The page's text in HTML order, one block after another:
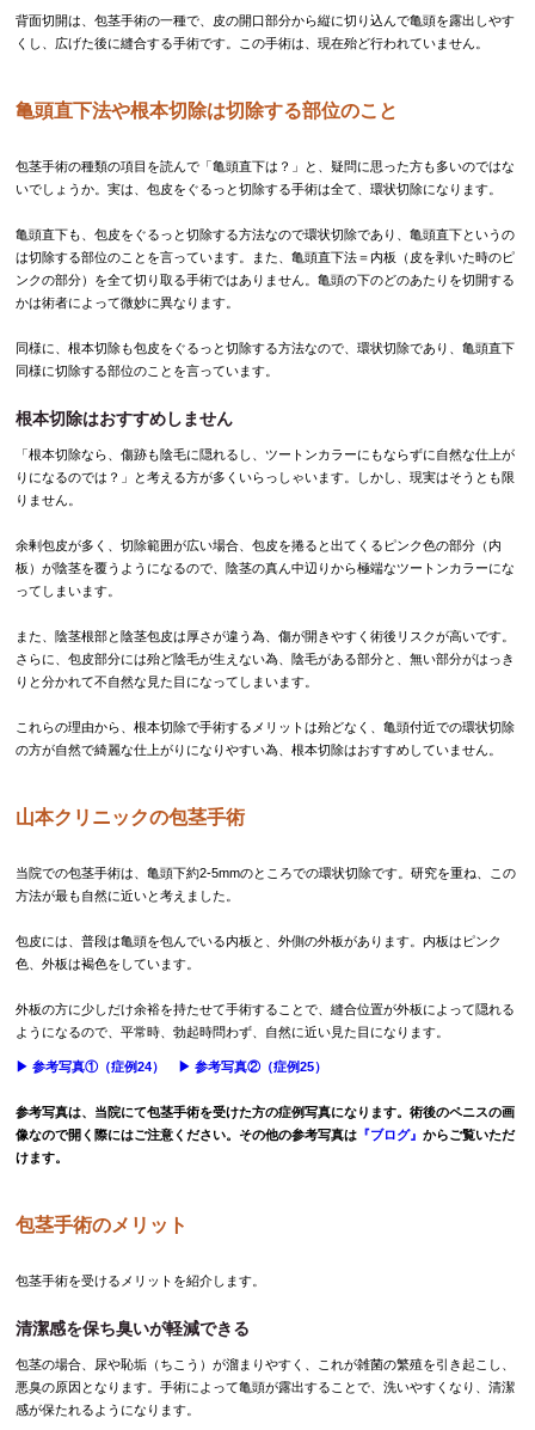
背面切開は、包茎手術の一種で、皮の開口部分から縦に切り込んで亀頭を露出しやす
くし、広げた後に縫合する手術です。この手術は、現在殆ど行われていません。
亀頭直下法や根本切除は切除する部位のこと
包茎手術の種類の項目を読んで「亀頭直下は？」と、疑問に思った方も多いのではな
いでしょうか。実は、包皮をぐるっと切除する手術は全て、環状切除になります。
亀頭直下も、包皮をぐるっと切除する方法なので環状切除であり、亀頭直下というの
は切除する部位のことを言っています。また、亀頭直下法＝内板（皮を剥いた時のピ
ンクの部分）を全て切り取る手術ではありません。亀頭の下のどのあたりを切開する
かは術者によって微妙に異なります。
同様に、根本切除も包皮をぐるっと切除する方法なので、環状切除であり、亀頭直下
同様に切除する部位のことを言っています。
根本切除はおすすめしません
「根本切除なら、傷跡も陰毛に隠れるし、ツートンカラーにもならずに自然な仕上が
りになるのでは？」と考える方が多くいらっしゃいます。しかし、現実はそうとも限
りません。
余剰包皮が多く、切除範囲が広い場合、包皮を捲ると出てくるピンク色の部分（内
板）が陰茎を覆うようになるので、陰茎の真ん中辺りから極端なツートンカラーにな
ってしまいます。
また、陰茎根部と陰茎包皮は厚さが違う為、傷が開きやすく術後リスクが高いです。
さらに、包皮部分には殆ど陰毛が生えない為、陰毛がある部分と、無い部分がはっき
りと分かれて不自然な見た目になってしまいます。
これらの理由から、根本切除で手術するメリットは殆どなく、亀頭付近での環状切除
の方が自然で綺麗な仕上がりになりやすい為、根本切除はおすすめしていません。
山本クリニックの包茎手術
当院での包茎手術は、亀頭下約2-5mmのところでの環状切除です。研究を重ね、この
方法が最も自然に近いと考えました。
包皮には、普段は亀頭を包んでいる内板と、外側の外板があります。内板はピンク
色、外板は褐色をしています。
外板の方に少しだけ余裕を持たせて手術することで、縫合位置が外板によって隠れる
ようになるので、平常時、勃起時問わず、自然に近い見た目になります。
▶︎ 参考写真①（症例24） ▶︎ 参考写真②（症例25）
参考写真は、当院にて包茎手術を受けた方の症例写真になります。術後のペニスの画
像なので開く際にはご注意ください。その他の参考写真は 『ブログ』からご覧いただ
けます。
包茎手術のメリット
包茎手術を受けるメリットを紹介します。
清潔感を保ち臭いが軽減できる
包茎の場合、尿や恥垢（ちこう）が溜まりやすく、これが雑菌の繁殖を引き起こし、
悪臭の原因となります。手術によって亀頭が露出することで、洗いやすくなり、清潔
感が保たれるようになります。